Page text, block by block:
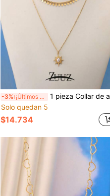
-3% ¡Últimos 2 días
1 pieza Collar de acero inoxidable vintage de moda para mujer con colgante de perla y sol, collar de doble capa redondo para decoración diaria
Solo quedan 5
$14.734